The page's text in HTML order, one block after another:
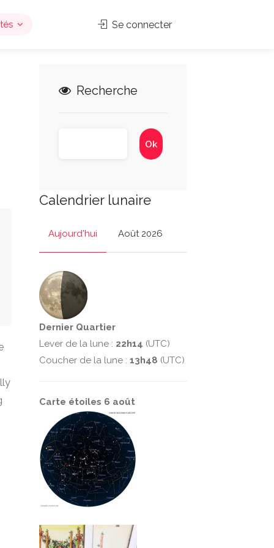
Se connecter
Recherche
Calendrier lunaire
Aujourd'hui Août 2026
Dernier Quartier
Lever de la lune : 22h14 (UTC)
Coucher de la lune : 13h48 (UTC)
Carte étoiles 6 août